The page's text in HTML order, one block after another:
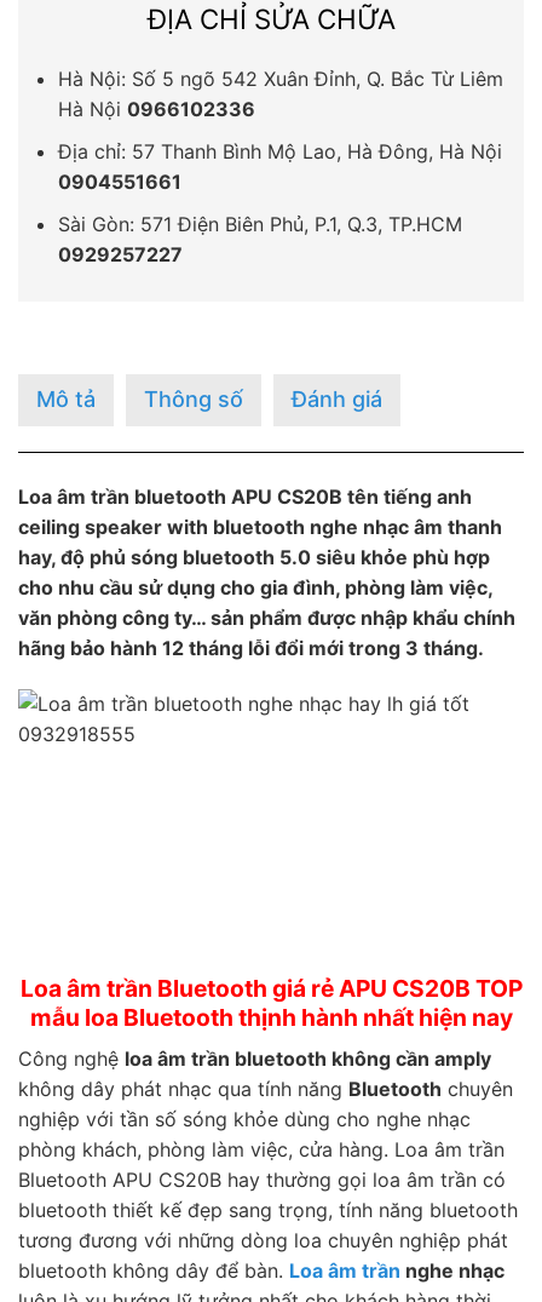
ĐỊA CHỈ SỬA CHỮA
Hà Nội: Số 5 ngõ 542 Xuân Đỉnh, Q. Bắc Từ Liêm
Hà Nội 0966102336
Địa chỉ: 57 Thanh Bình Mộ Lao, Hà Đông, Hà Nội
0904551661
Sài Gòn: 571 Điện Biên Phủ, P.1, Q.3, TP.HCM
0929257227
Mô tả Thông số Đánh giá
Loa âm trần bluetooth APU CS20B tên tiếng anh
ceiling speaker with bluetooth nghe nhạc âm thanh
hay, độ phủ sóng bluetooth 5.0 siêu khỏe phù hợp
cho nhu cầu sử dụng cho gia đình, phòng làm việc,
văn phòng công ty… sản phẩm được nhập khẩu chính
hãng bảo hành 12 tháng lỗi đổi mới trong 3 tháng.
Loa âm trần Bluetooth giá rẻ APU CS20B TOP
mẫu loa Bluetooth thịnh hành nhất hiện nay
Công nghệ loa âm trần bluetooth không cần amply
không dây phát nhạc qua tính năng Bluetooth chuyên
nghiệp với tần số sóng khỏe dùng cho nghe nhạc
phòng khách, phòng làm việc, cửa hàng. Loa âm trần
Bluetooth APU CS20B hay thường gọi loa âm trần có
bluetooth thiết kế đẹp sang trọng, tính năng bluetooth
tương đương với những dòng loa chuyên nghiệp phát
bluetooth không dây để bàn. Loa âm trần nghe nhạc